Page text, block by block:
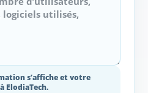
s’affiche et votre
ElodiaTech.